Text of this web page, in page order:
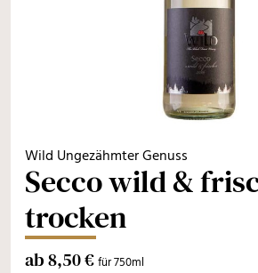
Wild Ungezähmter Genuss
Secco wild &
trocken
ab 8,50 €für 750ml